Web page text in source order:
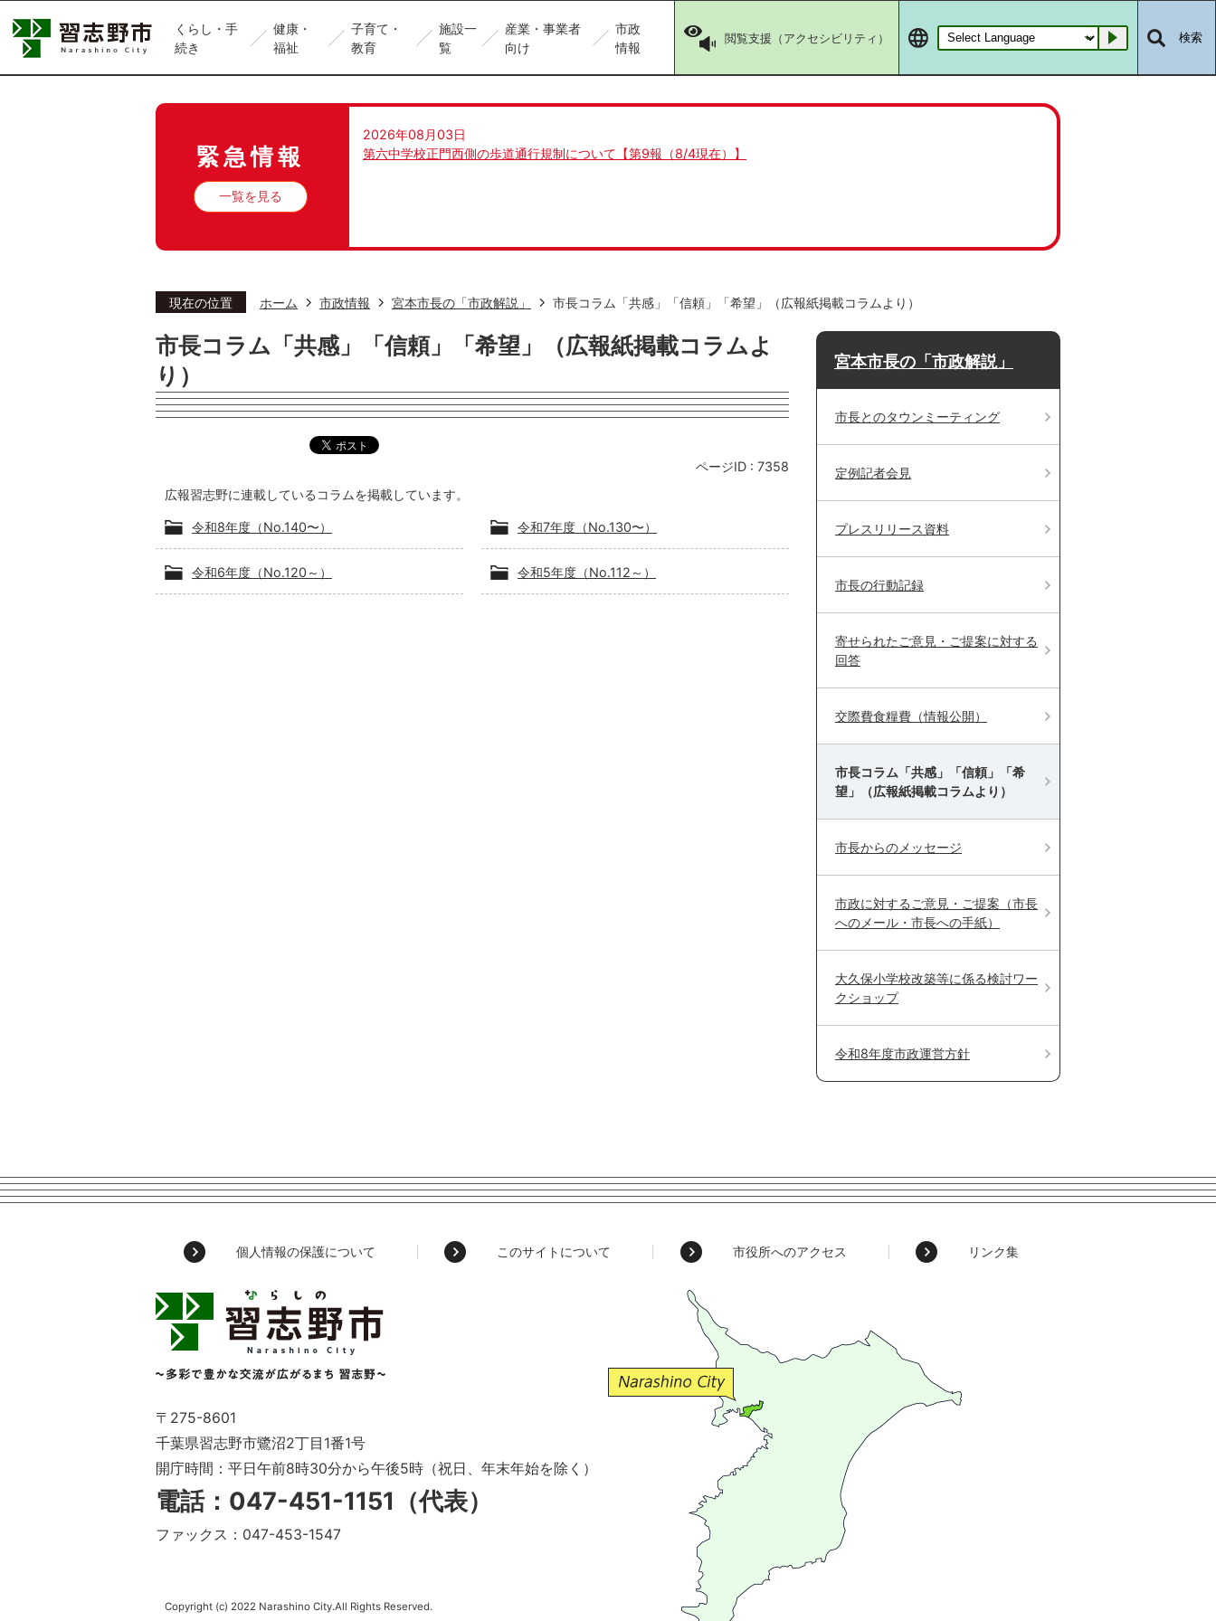
くらし・手
続き
健康・
福祉
子育て・
教育
施設一
覧
産業・事業者
向け
市政
情報
閲覧支援（アクセシビリティ） Go 検索
緊急情報
一覧を見る
2026年08月03日
第六中学校正門西側の歩道通行規制について【第9報（8/4現在）】
現在の位置 ホーム 市政情報 宮本市長の「市政解説」 市長コラム「共感」「信頼」「希望」（広報紙掲載コラムより）
市長コラム「共感」「信頼」「希望」（広報紙掲載コラムよ
り）
ページID : 7358
広報習志野に連載しているコラムを掲載しています。
令和8年度（No.140〜） 令和7年度（No.130〜）
令和6年度（No.120～） 令和5年度（No.112～）
宮本市長の「市政解説」
市長とのタウンミーティング
定例記者会見
プレスリリース資料
市長の行動記録
寄せられたご意見・ご提案に対する
回答
交際費食糧費（情報公開）
市長コラム「共感」「信頼」「希
望」（広報紙掲載コラムより）
市長からのメッセージ
市政に対するご意見・ご提案（市長
へのメール・市長への手紙）
大久保小学校改築等に係る検討ワー
クショップ
令和8年度市政運営方針
個人情報の保護について このサイトについて 市役所へのアクセス リンク集
習
志
Narashino
～
多
彩
で
豊
か
な
交
広
〒275-8601
千葉県習志野市鷺沼2丁目1番1号
開庁時間：平日午前8時30分から午後5時（祝日、年末年始を除く）
電話：047-451-1151（代表）
ファックス：047-453-1547
Copyright (c) 2022 Narashino City.All Rights Reserved.